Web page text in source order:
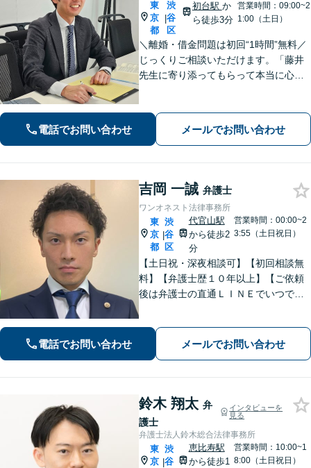
東
京
都
|
渋
谷
区
初台駅 か
ら徒歩3分
営業時間：09:00~2
1:00（土日）
＼離婚・借金問題は初回“1時間”無料／
じっくりご相談いただけます。「藤井
先生に寄り添ってもらって本当に心強
に真剣に向き合います【休日・夜間相
談可／完全個室】【企業法務も対応】
電話でお問い合わせ メールでお問い合わせ
吉岡 一誠 弁護士
ワンオネスト法律事務所
東
京
都
|
渋
谷
区
代官山駅
から徒歩2
分
営業時間：00:00~2
3:55（土日祝日）
【土日祝・深夜相談可】【初回相談無
料】【弁護士歴１０年以上】【ご依頼
後は弁護士の直通ＬＩＮＥでいつでも
ワークトラブルに注力】
電話でお問い合わせ メールでお問い合わせ
鈴木 翔太 弁
護士
インタビューを
見る
弁護士法人鈴木総合法律事務所
東
京 |
渋
谷
恵比寿駅
から徒歩1
営業時間：10:00~1
8:00（土日祝日）